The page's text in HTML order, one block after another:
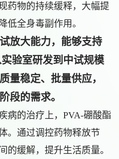
药物的持续缓释，大幅提
低全身毒副作用。
放大能力，能够支持
验室研发到中试规模
量稳定、批量供应，
段的需求。
病的治疗上，PVA-硼酸酯
。通过调控药物释放节
的缓解，提升生活质量。